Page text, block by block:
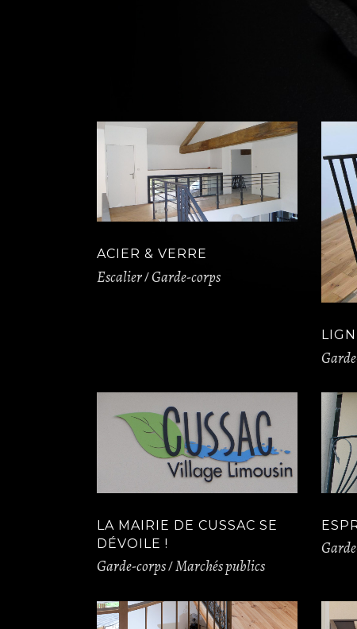
ACIER & VERRE
Escalier Garde-corps
LA MAIRIE DE CUSSAC SE
DÉVOILE !
Garde-corps Marchés publics